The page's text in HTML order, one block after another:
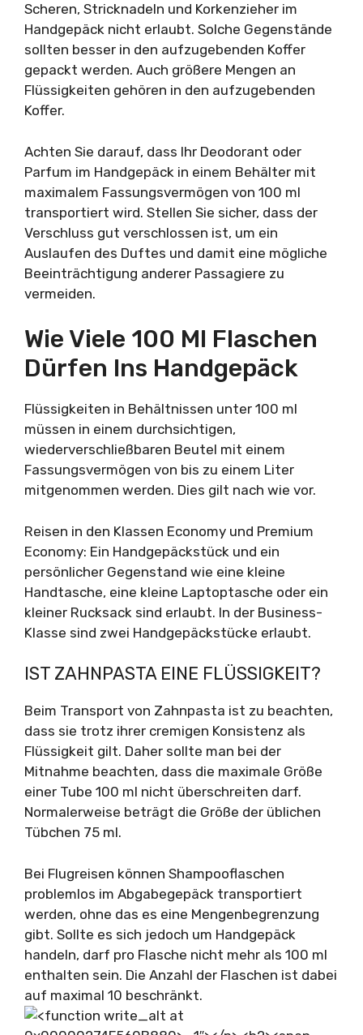
Scheren, Stricknadeln und Korkenzieher im
Handgepäck nicht erlaubt. Solche Gegenstände
sollten besser in den aufzugebenden Koffer
gepackt werden. Auch größere Mengen an
Flüssigkeiten gehören in den aufzugebenden
Koffer.
Achten Sie darauf, dass Ihr Deodorant oder
Parfum im Handgepäck in einem Behälter mit
maximalem Fassungsvermögen von 100 ml
transportiert wird. Stellen Sie sicher, dass der
Verschluss gut verschlossen ist, um ein
Auslaufen des Duftes und damit eine mögliche
Beeinträchtigung anderer Passagiere zu
vermeiden.
Wie Viele 100 Ml Flaschen
Dürfen Ins Handgepäck
Flüssigkeiten in Behältnissen unter 100 ml
müssen in einem durchsichtigen,
wiederverschließbaren Beutel mit einem
Fassungsvermögen von bis zu einem Liter
mitgenommen werden. Dies gilt nach wie vor.
Reisen in den Klassen Economy und Premium
Economy: Ein Handgepäckstück und ein
persönlicher Gegenstand wie eine kleine
Handtasche, eine kleine Laptoptasche oder ein
kleiner Rucksack sind erlaubt. In der Business-
Klasse sind zwei Handgepäckstücke erlaubt.
IST ZAHNPASTA EINE FLÜSSIGKEIT?
Beim Transport von Zahnpasta ist zu beachten,
dass sie trotz ihrer cremigen Konsistenz als
Flüssigkeit gilt. Daher sollte man bei der
Mitnahme beachten, dass die maximale Größe
einer Tube 100 ml nicht überschreiten darf.
Normalerweise beträgt die Größe der üblichen
Tübchen 75 ml.
Bei Flugreisen können Shampooflaschen
problemlos im Abgabegepäck transportiert
werden, ohne das es eine Mengenbegrenzung
gibt. Sollte es sich jedoch um Handgepäck
handeln, darf pro Flasche nicht mehr als 100 ml
enthalten sein. Die Anzahl der Flaschen ist dabei
auf maximal 10 beschränkt.